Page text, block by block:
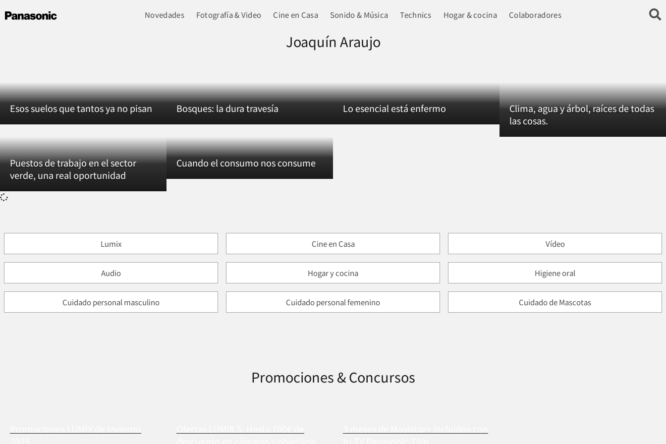
Novedades Fotografía & Video Cine en Casa Sonido & Música Technics Hogar & cocina Colaboradores
Joaquín Araujo
Esos suelos que tantos ya no pisan Bosques: la dura travesía Lo esencial está enfermo
Clima, agua y árbol, raíces de todas
las cosas.
Puestos de trabajo en el sector
verde, una real oportunidad
Cuando el consumo nos consume
Lumix Cine en Casa Vídeo
Audio Hogar y cocina Higiene oral
Cuidado personal masculino Cuidado personal femenino Cuidado de Mascotas
Promociones & Concursos